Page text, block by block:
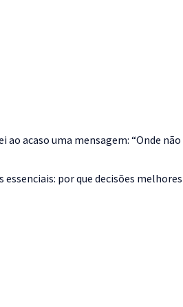
acaso uma mensagem: “Onde
por que decisões